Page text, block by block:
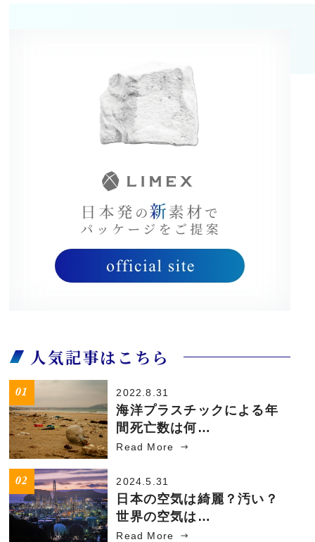
人気記事はこちら
2022.8.31
海洋プラスチックによる年
間死亡数は何…
Read More
2024.5.31
日本の空気は綺麗？汚い？
世界の空気は…
Read More